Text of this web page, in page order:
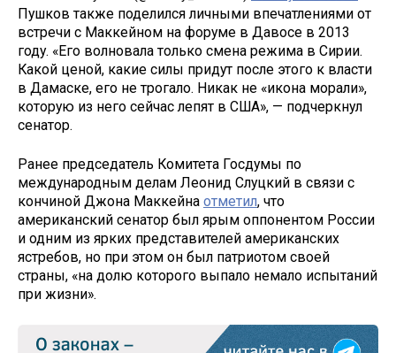
Пушков также поделился личными впечатлениями от
встречи с Маккейном на форуме в Давосе в 2013
году. «Его волновала только смена режима в Сирии.
Какой ценой, какие силы придут после этого к власти
в Дамаске, его не трогало. Никак не «икона морали»,
которую из него сейчас лепят в США», — подчеркнул
сенатор.
Ранее председатель Комитета Госдумы по
международным делам Леонид Слуцкий в связи с
кончиной Джона Маккейна отметил, что
американский сенатор был ярым оппонентом России
и одним из ярких представителей американских
ястребов, но при этом он был патриотом своей
страны, «на долю которого выпало немало испытаний
при жизни».